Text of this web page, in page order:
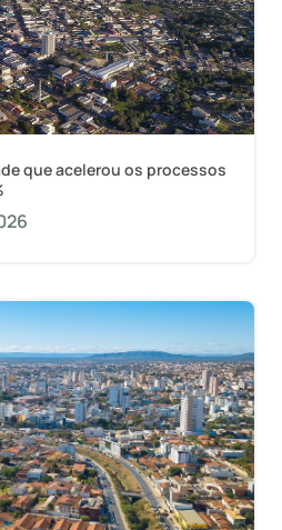
que acelerou os processos